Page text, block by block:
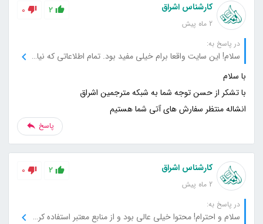
کارشناس اشراق
2 ماه پیش
2
0
در پاسخ به:
سلام! این سایت واقعا برام خیلی مفید بود. تمام اطلاعاتی که نیاز داشتم رو خیلی دقیق و واضح توضیح داده بودید. خوشحالم که اینجا رو پیدا کردم، حتما به بقیه هم معرفی می‌کنم.
انشاله منتظر سفارش های آتی شما هستیم
پاسخ
کارشناس اشراق
2 ماه پیش
2
0
در پاسخ به:
سلام و احترام! محتوا خیلی عالی بود و از منابع معتبر استفاده کرده بودید که باعث شد به سایت اعتماد کنم. اگر میشه منابع بیشتری هم معرفی کنید تا بیشتر از این مطالب استفاده کنم.